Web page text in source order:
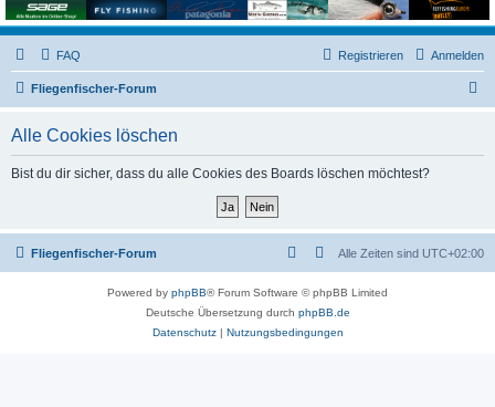
FAQ Anmelden
Registrieren
Fliegenfischer-Forum
Alle Cookies löschen
Bist du dir sicher, dass du alle Cookies des Boards löschen möchtest?
Fliegenfischer-Forum Alle Zeiten sind UTC+02:00
Powered by phpBB® Forum Software © phpBB Limited
Deutsche Übersetzung durch phpBB.de
Datenschutz| Nutzungsbedingungen